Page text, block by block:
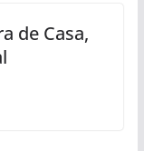
de Casa,